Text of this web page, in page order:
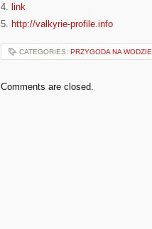
4. link
5. http://valkyrie-profile.info
CATEGORIES: PRZYGODA NA WODZIE
Comments are closed.